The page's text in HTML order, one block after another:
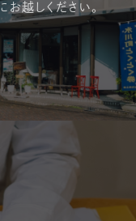
越しください。